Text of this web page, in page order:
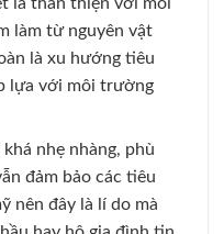
làm từ nguyên vật
là xu hướng tiêu
lựa với môi trường
nhẹ nhàng, phù
đảm bảo các tiêu
nên đây là lí do mà